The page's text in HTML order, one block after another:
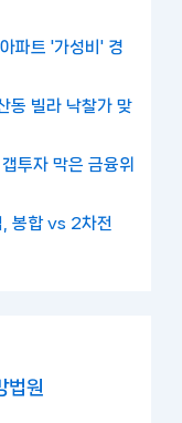
파트 '가성비' 경
동 빌라 낙찰가 맞
투자 막은 금융위
봉합 vs 2차전
법원